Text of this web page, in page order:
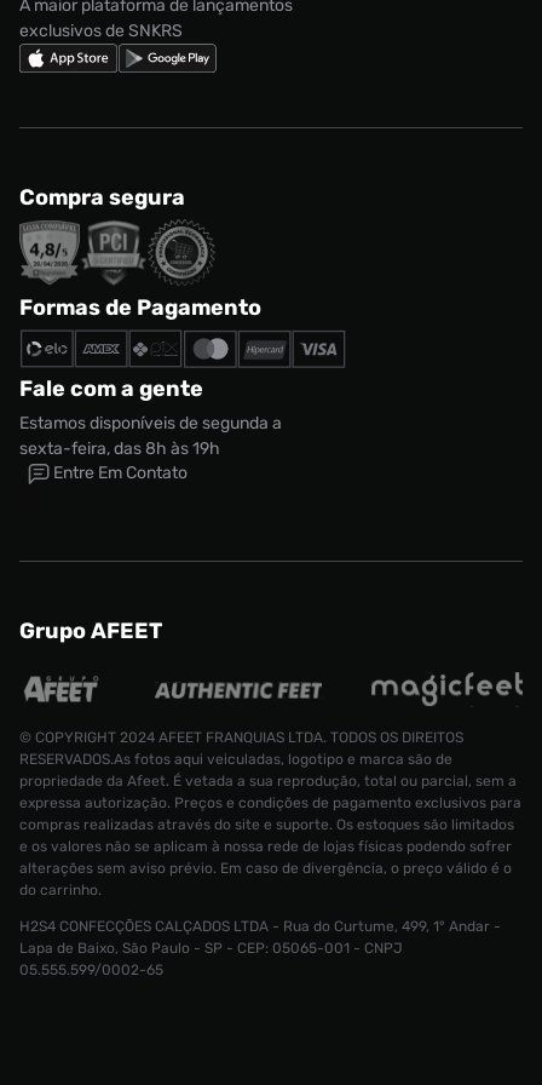
Blusão adidas Fleece Crew Unissex
A maior plataforma de lançamentos
exclusivos de SNKRS
Compra segura
Formas de Pagamento
Fale com a gente
Estamos disponíveis de segunda a
sexta-feira, das 8h às 19h
Entre Em Contato
Grupo AFEET
© COPYRIGHT 2024 AFEET FRANQUIAS LTDA. TODOS OS DIREITOS
RESERVADOS.As fotos aqui veiculadas, logotipo e marca são de
propriedade da Afeet. É vetada a sua reprodução, total ou parcial, sem a
expressa autorização. Preços e condições de pagamento exclusivos para
compras realizadas através do site e suporte. Os estoques são limitados
e os valores não se aplicam à nossa rede de lojas físicas podendo sofrer
alterações sem aviso prévio. Em caso de divergência, o preço válido é o
do carrinho.
H2S4 CONFECÇÕES CALÇADOS LTDA - Rua do Curtume, 499, 1° Andar -
Lapa de Baixo, São Paulo - SP - CEP: 05065-001 - CNPJ
05.555.599/0002-65